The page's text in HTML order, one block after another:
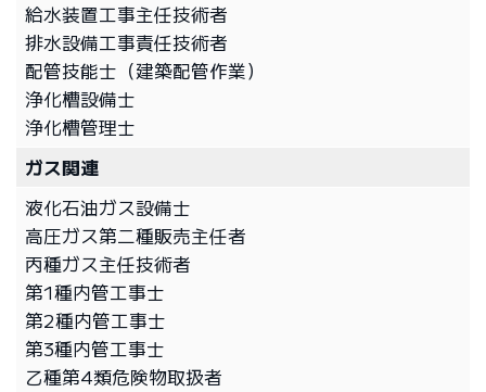
給水装置工事主任技術者
排水設備工事責任技術者
配管技能士（建築配管作業）
浄化槽設備士
浄化槽管理士
ガス関連
液化石油ガス設備士
高圧ガス第二種販売主任者
丙種ガス主任技術者
第1種内管工事士
第2種内管工事士
第3種内管工事士
乙種第4類危険物取扱者